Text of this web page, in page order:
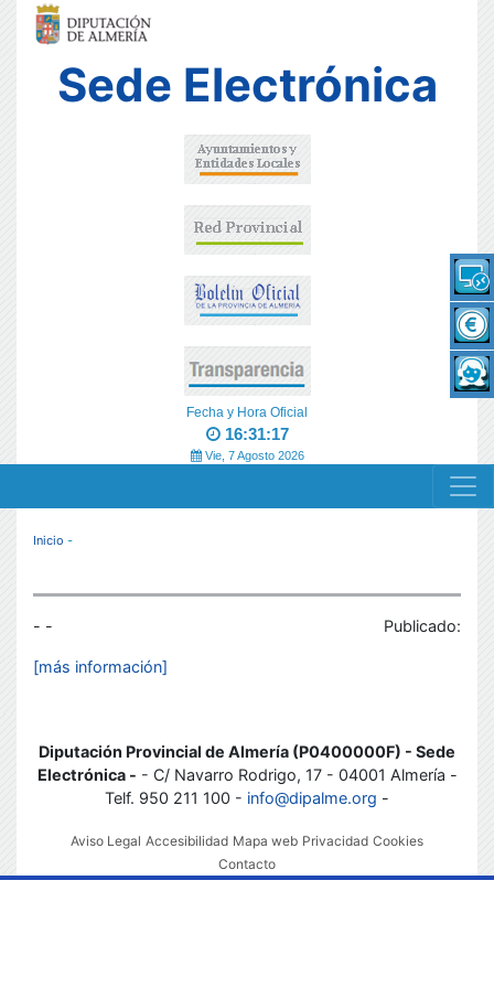
Sede Electrónica
Fecha y Hora Oficial
16:31:17
Vie, 7 Agosto 2026
MENÚ RESPONSIVE
Inicio -
- - Publicado:
[más información]
Diputación Provincial de Almería (P0400000F) - Sede
Electrónica - - C/ Navarro Rodrigo, 17 - 04001 Almería -
Telf. 950 211 100 - info@dipalme.org -
Aviso Legal Accesibilidad Mapa web Privacidad Cookies
Contacto